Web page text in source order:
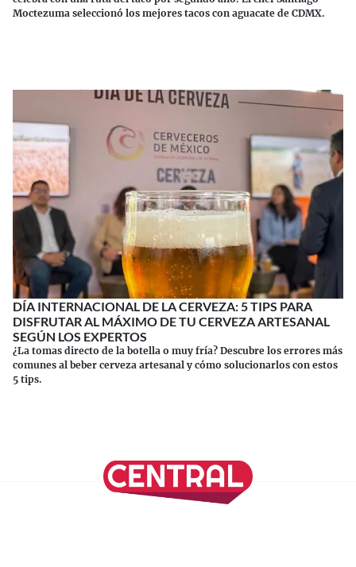
Moctezuma seleccionó los mejores tacos con aguacate de CDMX.
DÍA INTERNACIONAL DE LA CERVEZA: 5 TIPS PARA
DISFRUTAR AL MÁXIMO DE TU CERVEZA ARTESANAL
SEGÚN LOS EXPERTOS
¿La tomas directo de la botella o muy fría? Descubre los errores más
comunes al beber cerveza artesanal y cómo solucionarlos con estos
5 tips.